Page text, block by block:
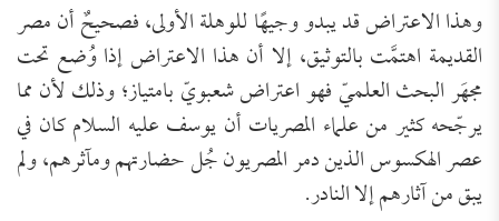
وهذا الاعتراض قد يبدو وجيهًا للوهلة الأولى، فصحيحٌ أن مصر
القديمة اهتمَّت بالتوثيق، إلا أن هذا الاعتراض إذا وُضع تحت
مجهَر البحث العلميّ فهو اعتراض شعبويّ بامتياز؛ وذلك لأن مما
يرجّحه كثير من علماء المصريات أن يوسف عليه السلام كان في
عصر الهكسوس الذين دمر المصريون جُل حضارتهم ومآثرهم، ولم
يبق من آثارهم إلا النادر.